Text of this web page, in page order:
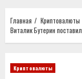
Главная
Криптовалюты
Виталик Бутерин
Криптовалюты